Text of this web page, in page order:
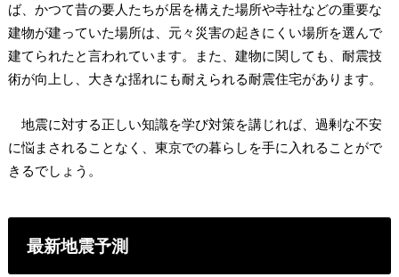
ば、かつて昔の要人たちが居を構えた場所や寺社などの重要な
建物が建っていた場所は、元々災害の起きにくい場所を選んで
建てられたと言われています。また、建物に関しても、耐震技
術が向上し、大きな揺れにも耐えられる耐震住宅があります。
地震に対する正しい知識を学び対策を講じれば、過剰な不安
に悩まされることなく、東京での暮らしを手に入れることがで
きるでしょう。
最新地震予測